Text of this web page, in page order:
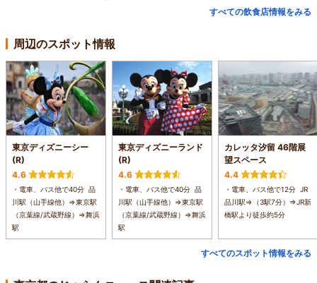
すべての飲食店情報をみる
周辺のスポット情報
東京ディズニーシー
(R)
4.6
・電車、バス他で40分 品
川駅（山手線他）⇒東京駅
（京葉線/武蔵野線）⇒舞浜
駅
東京ディズニーランド
(R)
4.6
・電車、バス他で40分 品
川駅（山手線他）⇒東京駅
（京葉線/武蔵野線）⇒舞浜
駅
カレッタ汐留 46階展
望スペース
4.4
・電車、バス他で12分 JR
品川駅⇒（3駅7分）⇒JR新
橋駅より徒歩約5分
すべてのスポット情報をみる